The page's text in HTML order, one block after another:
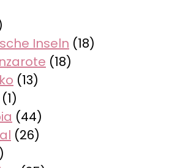
Inseln (18)
(18)
(13)
(1)
(44)
(26)